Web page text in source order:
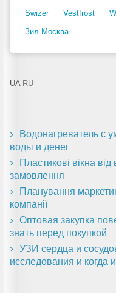
Swizer
Vestfrost
Зил-Москва
UA RU
Водонагреватель с
воды и денег
Пластикові вікна
замовлення
Планування
компанії
Оптовая закупка
знать перед покупкой
УЗИ сердца и
исследования и когда